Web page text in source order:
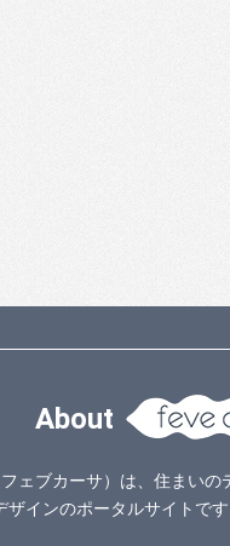
About
ェブカーサ）は、住まいの
ザインのポータルサイトで